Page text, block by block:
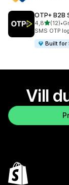
OTP+ B2B
4,8av 5(12)
12 •
SMS OTP
Built for
Vill